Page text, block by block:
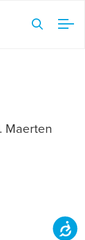
Maerten